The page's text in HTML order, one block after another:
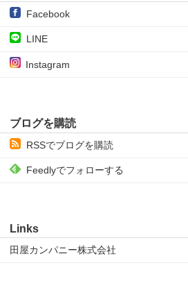
Facebook
LINE
Instagram
ブログを購読
RSSでブログを購読
Feedlyでフォローする
Links
田屋カンパニー株式会社